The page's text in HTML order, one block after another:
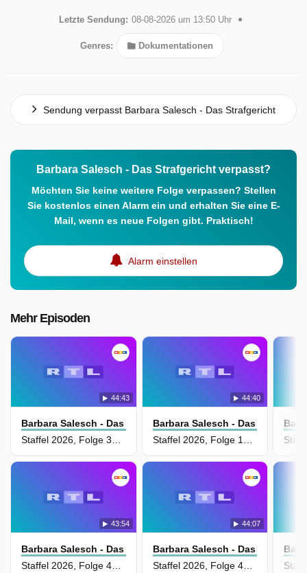
Letzte Sendung: 08-08-2026 um 13:50 Uhr
Genres: Dokumentationen
Sendung verpasst Barbara Salesch - Das Strafgericht
Barbara Salesch - Das Strafgericht verpasst?
Möchten Sie keine weitere Folge verpassen? Stellen
Sie kostenlos einen Alarm ein und erhalten Sie eine E-
Mail, wenn es neue Folgen gibt. Praktisch!
Alarm einstellen
Mehr Episoden
44:43
Barbara Salesch - Das Strafgericht
Staffel 2026, Folge 37 - Hat Haushälterin ihren Arbeitgeber vergiftet, um an sein Erbe zu kommen?
44:40
Barbara Salesch - Das
Staffel 2026, Folge 19 - Auto im See versenkt! Geriet ein Bruderkrieg außer Kontrolle?
43:54
Barbara Salesch - Das Strafgericht
44:07
Barbara Salesch - Das
Staffel 2026, Folge 407 - Erster Tag in Freiheit. Griff entlassene Mörderin prompt ihre Schwägerin an?